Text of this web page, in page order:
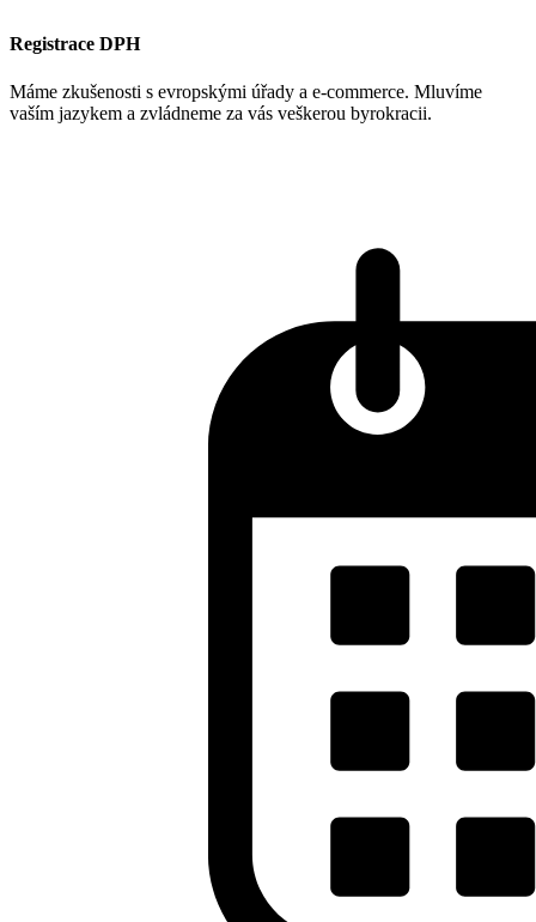
Registrace DPH
Máme zkušenosti s evropskými úřady a e-commerce. Mluvíme
vaším jazykem a zvládneme za vás veškerou byrokracii.